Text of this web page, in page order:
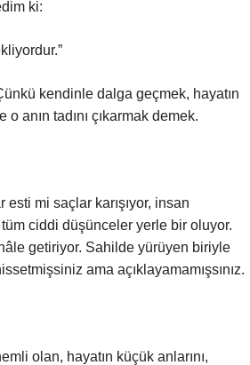
ki:
kendinle dalga geçmek, hayatın
anın tadını çıkarmak demek.
mi saçlar karışıyor, insan
tüm ciddi düşünceler yerle bir oluyor.
getiriyor. Sahilde yürüyen biriyle
ama açıklayamamışsınız.
olan, hayatın küçük anlarını,